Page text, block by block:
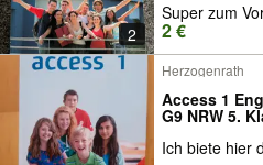
2
Super zum
2 €
Herzogenrath
Access 1
G9 NRW 5.
Ich biete hier